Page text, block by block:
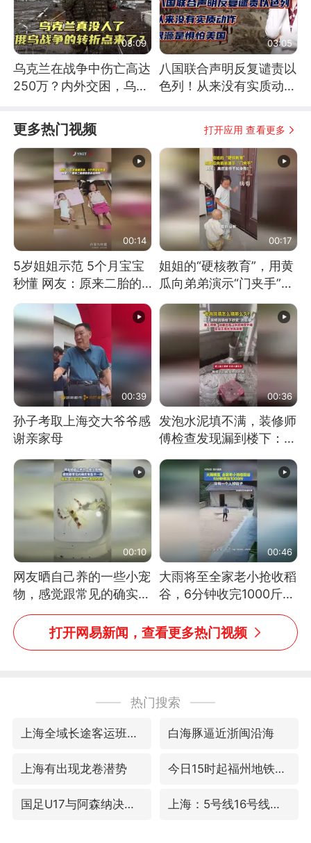
08:09
乌克兰在战争中伤亡高达
250万？内外交困，乌克
03:05
八国联合声明反复谴责以
色列！从来没有实质动
更多热门视频 打开应用 查看更多
00:14
5岁姐姐示范 5个月宝宝
秒懂 网友：原来二胎的
快乐长这样
00:17
姐姐的“硬核教育”，用黄
瓜向弟弟演示“门夹手”，
网友：果然言传不如身
教！
00:39
孙子考取上海交大爷爷感
谢亲家母
00:36
发泡水泥填不满，装修师
傅检查发现漏到楼下：出
风口未延伸到外墙
00:10
网友晒自己养的一些小宠
物，感觉跟常见的确实有
些不一样
00:46
大雨将至全家老小抢收稻
谷，6分钟收完1000斤，
没有一个人掉链子
打开网易新闻，查看更多热门视频
热门搜索
上海全域长途客运班次全部停运 白海豚逼近浙闽沿海
上海有出现龙卷潜势 今日15时起福州地铁高架区段停运
国足U17与阿森纳决赛取消 并列冠军 上海：5号线16号线浦江线全线停运